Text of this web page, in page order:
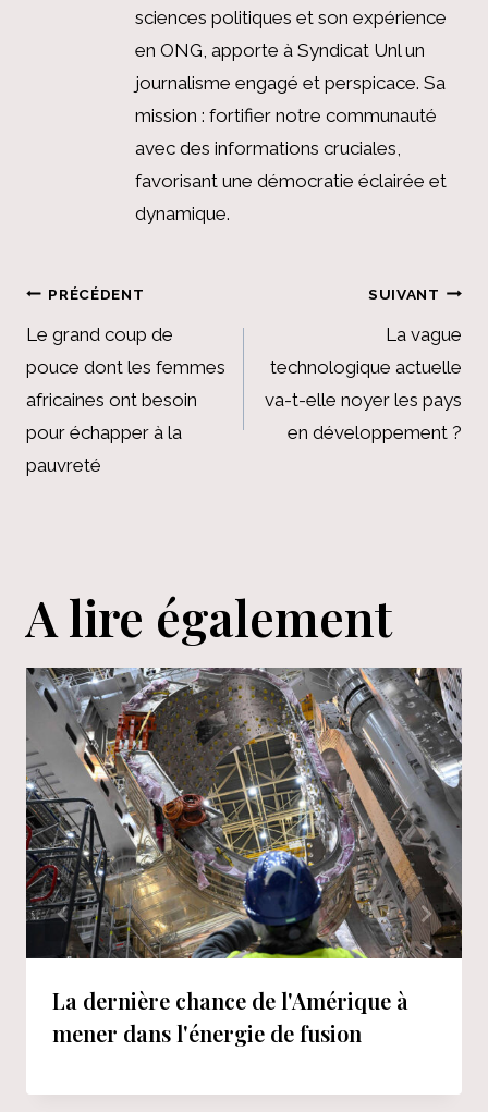
sciences politiques et son expérience
en ONG, apporte à Syndicat Unl un
journalisme engagé et perspicace. Sa
mission : fortifier notre communauté
avec des informations cruciales,
favorisant une démocratie éclairée et
dynamique.
Navigation
de
l’article
PRÉCÉDENT
Le grand coup de
pouce dont les femmes
africaines ont besoin
pour échapper à la
pauvreté
SUIVANT
La vague
technologique actuelle
va-t-elle noyer les pays
en développement ?
A lire également
La dernière chance de l'Amérique à
mener dans l'énergie de fusion